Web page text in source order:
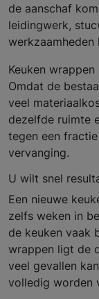
de aanschaf
leidingwerk,
werkzaamheden
Keuken
Omdat de
veel
dezelfde ruimte
tegen een
vervanging.
U wilt snel
Een nieuwe
zelfs weken in
de keuken vaak
wrappen ligt de
veel gevallen
volledig worden